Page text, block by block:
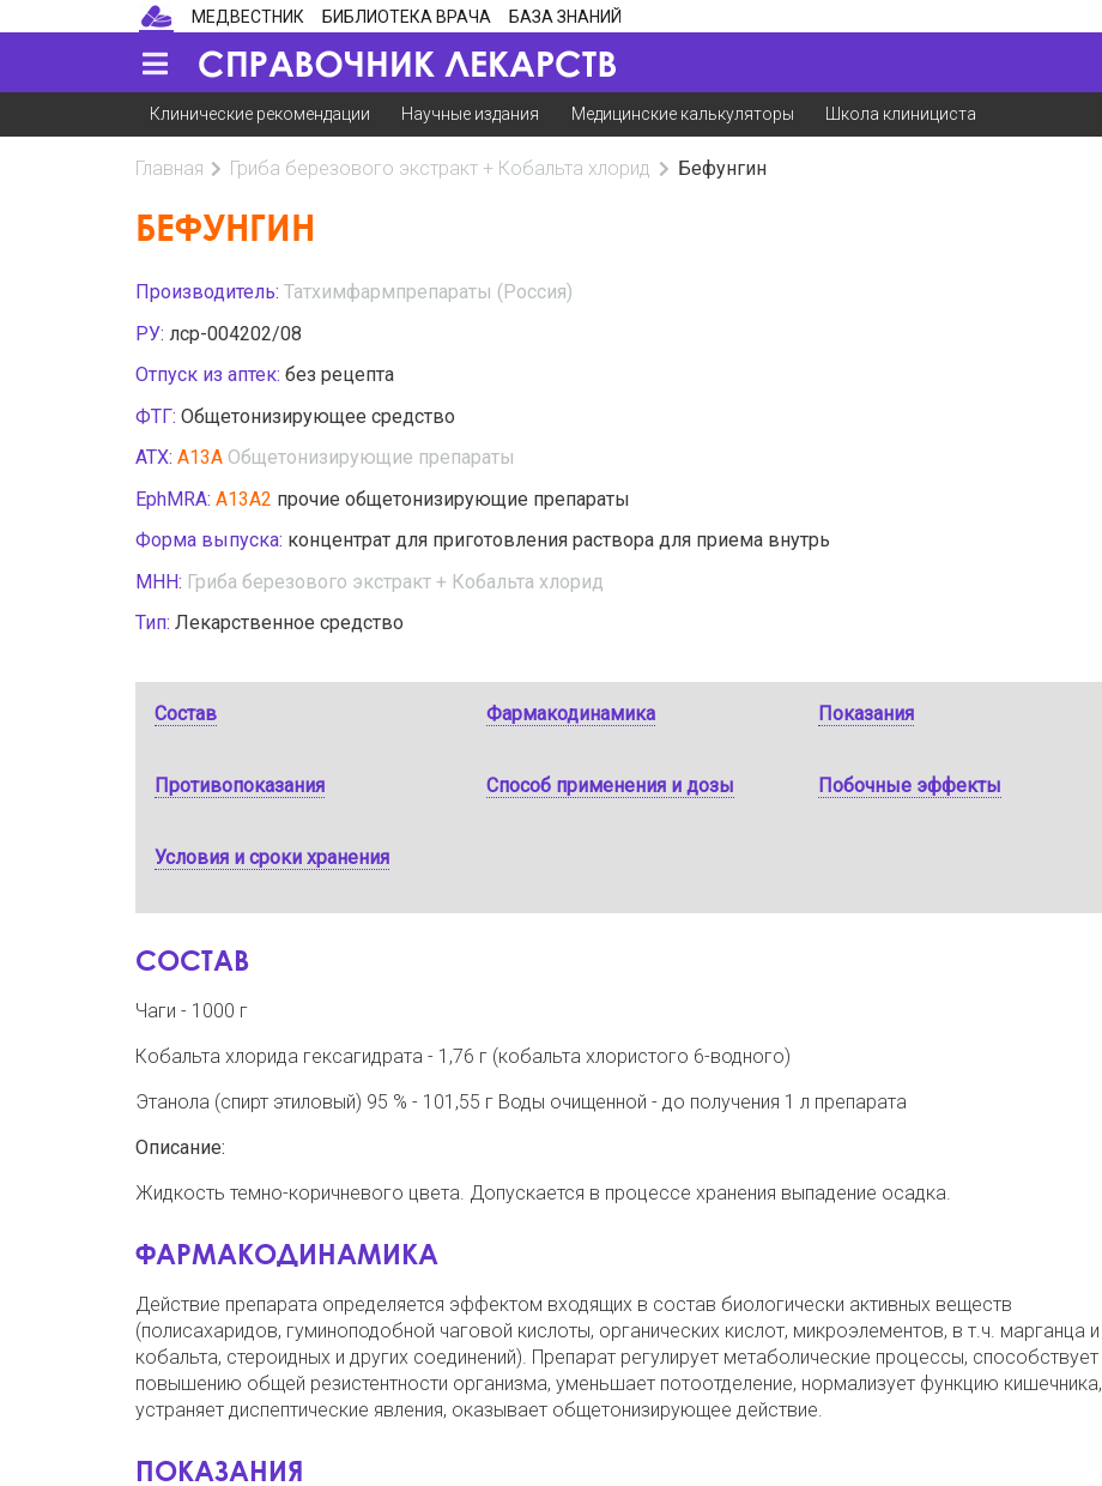
МЕДВЕСТНИК БИБЛИОТЕКА ВРАЧА БАЗА ЗНАНИЙ
Клинические рекомендации Научные издания Медицинские калькуляторы Школа клинициста
Главная Гриба березового экстракт + Кобальта хлорид Бефунгин
БЕФУНГИН
Производитель: Татхимфармпрепараты (Россия)
РУ: лср-004202/08
Отпуск из аптек: без рецепта
ФТГ: Общетонизирующее средство
АТХ: A13A Общетонизирующие препараты
EphMRA: A13A2 прочие общетонизирующие препараты
Форма выпуска: концентрат для приготовления раствора для приема внутрь
МНН: Гриба березового экстракт + Кобальта хлорид
Тип: Лекарственное средство
Состав Фармакодинамика Показания
Противопоказания Способ применения и дозы Побочные эффекты
Условия и сроки хранения
СОСТАВ
Чаги - 1000 г
Кобальта хлорида гексагидрата - 1,76 г (кобальта хлористого 6-водного)
Этанола (спирт этиловый) 95 % - 101,55 г Воды очищенной - до получения 1 л препарата
Описание:
Жидкость темно-коричневого цвета. Допускается в процессе хранения выпадение осадка.
ФАРМАКОДИНАМИКА
Действие препарата определяется эффектом входящих в состав биологически активных веществ
(полисахаридов, гуминоподобной чаговой кислоты, органических кислот, микроэлементов, в т.ч. марганца и
кобальта, стероидных и других соединений). Препарат регулирует метаболические процессы, способствует
повышению общей резистентности организма, уменьшает потоотделение, нормализует функцию кишечника,
устраняет диспептические явления, оказывает общетонизирующее действие.
ПОКАЗАНИЯ